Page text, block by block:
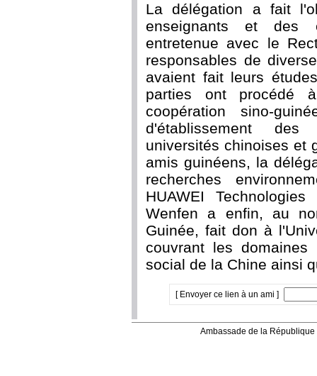
La délégation a fait
enseignants et des
entretenue avec le
responsables de
avaient fait leurs
parties ont procédé
coopération sino-
d'établissement des
universités chinoises et
amis guinéens, la
recherches
HUAWEI
Wenfen a enfin, au
Guinée, fait don à
couvrant les domaines
social de la Chine ainsi
[ Envoyer ce lien à un ami ]
Ambassade de la